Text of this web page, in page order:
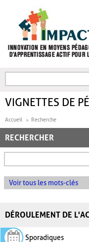
FORMULAIRE DE
VIGNETTES DE
Accueil Recherche
RECHERCHER
Voir tous les mots-clés
DÉROULEMENT DE
Sporadiques